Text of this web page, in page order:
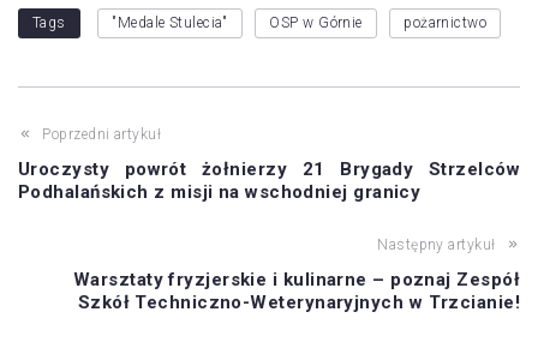
Tags "Medale Stulecia" OSP w Górnie pożarnictwo
Poprzedni artykuł
Uroczysty powrót żołnierzy 21 Brygady Strzelców
Podhalańskich z misji na wschodniej granicy
Następny artykuł
Warsztaty fryzjerskie i kulinarne – poznaj Zespół
Szkół Techniczno-Weterynaryjnych w Trzcianie!